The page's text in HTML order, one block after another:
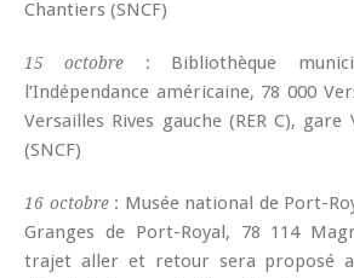
Chantiers (SNCF)
15 octobre : Bibliothèque
l’Indépendance américaine, 78 000
Versailles Rives gauche (RER C),
(SNCF)
16 octobre: Musée national de Port-
Granges de Port-Royal, 78 114
trajet aller et retour sera proposé